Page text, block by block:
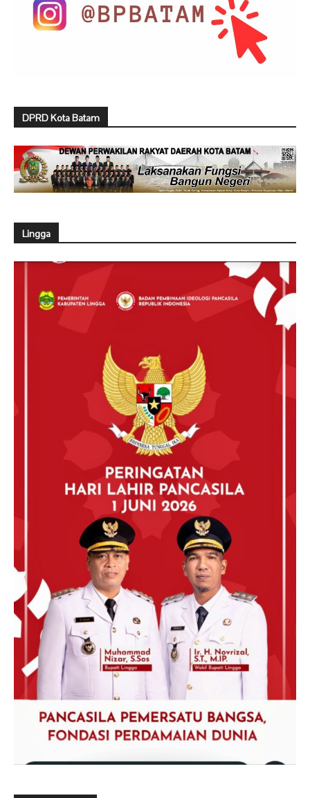
DPRD Kota Batam
Lingga